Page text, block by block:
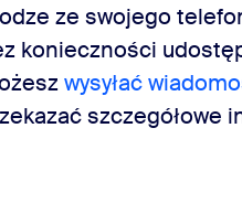
ze swojego
konieczności
wysyłać
szczegółowe